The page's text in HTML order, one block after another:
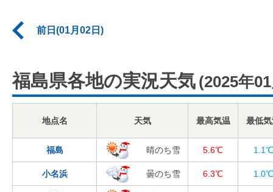
前日(01月02日)
福島県各地の実況天気 (2025年
地点名 天気 最高気温 最低
福島 晴のち雪 5.6℃ 1.1℃
小名浜 曇のち雪 6.3℃ 1.0℃